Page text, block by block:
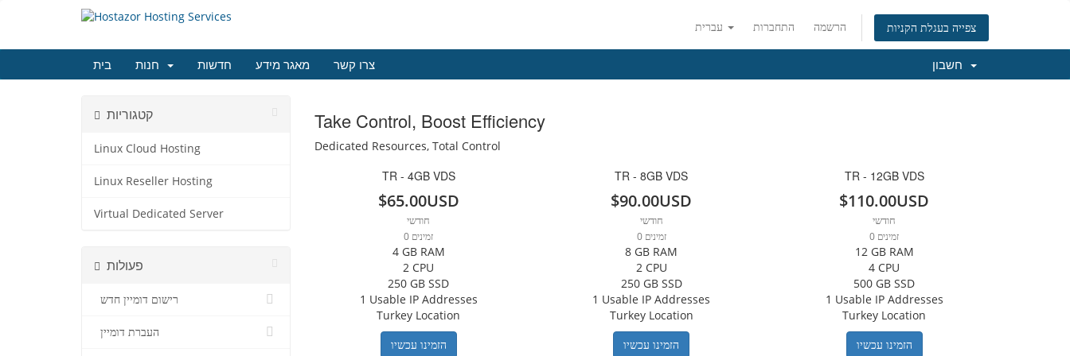
התחברות הרשמה צפייה בעגלת הקניות
בית חדשות מאגר מידע צרו קשר
קטגוריות
Linux Cloud Hosting
Linux Reseller Hosting
Virtual Dedicated Server
פעולות
רישום דומיין חדש
העברת דומיין
Take Control, Boost Efficiency
Dedicated Resources, Total Control
TR - 4GB VDS
$65.00USD
חודשי
0 זמינים
4 GB RAM
2 CPU
250 GB SSD
1 Usable IP Addresses
Turkey Location
הזמינו עכשיו
TR - 8GB VDS
$90.00USD
חודשי
0 זמינים
8 GB RAM
2 CPU
250 GB SSD
1 Usable IP Addresses
Turkey Location
הזמינו עכשיו
TR - 12GB VDS
$110.00USD
חודשי
0 זמינים
12 GB RAM
4 CPU
500 GB SSD
1 Usable IP Addresses
Turkey Location
הזמינו עכשיו